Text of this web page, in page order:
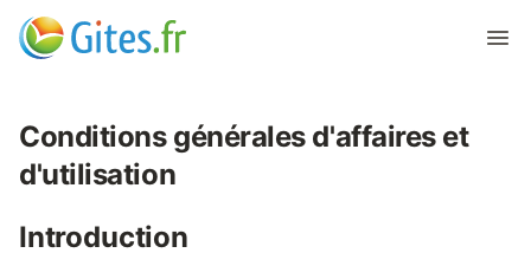
Conditions générales d'affaires et
d'utilisation
Introduction